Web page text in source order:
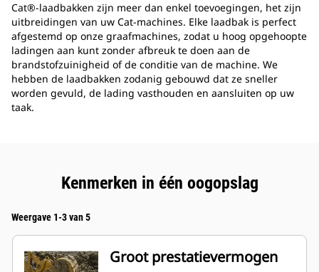
Cat®-laadbakken zijn meer dan enkel toevoegingen, het zijn
uitbreidingen van uw Cat-machines. Elke laadbak is perfect
afgestemd op onze graafmachines, zodat u hoog opgehoopte
ladingen aan kunt zonder afbreuk te doen aan de
brandstofzuinigheid of de conditie van de machine. We
hebben de laadbakken zodanig gebouwd dat ze sneller
worden gevuld, de lading vasthouden en aansluiten op uw
taak.
Kenmerken in één oogopslag
Weergave 1-3 van 5
Groot prestatievermogen